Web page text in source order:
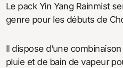
Le pack Yin Yang Rainmist
genre pour les débuts de
Il dispose d’une
pluie et de bain de vapeur